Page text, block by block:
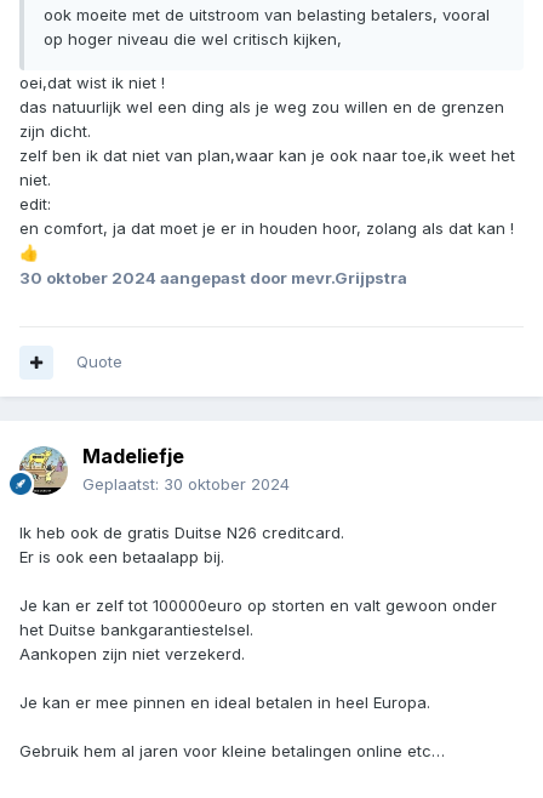
ook moeite met de uitstroom van belasting betalers, vooral
op hoger niveau die wel critisch kijken,
oei,dat wist ik niet !
das natuurlijk wel een ding als je weg zou willen en de grenzen
zijn dicht.
zelf ben ik dat niet van plan,waar kan je ook naar toe,ik weet het
niet.
edit:
en comfort, ja dat moet je er in houden hoor, zolang als dat kan !
👍
30 oktober 2024 aangepast door mevr.Grijpstra
Quote
Madeliefje
Geplaatst: 30 oktober 2024
Ik heb ook de gratis Duitse N26 creditcard.
Er is ook een betaalapp bij.
Je kan er zelf tot 100000euro op storten en valt gewoon onder
het Duitse bankgarantiestelsel.
Aankopen zijn niet verzekerd.
Je kan er mee pinnen en ideal betalen in heel Europa.
Gebruik hem al jaren voor kleine betalingen online etc…